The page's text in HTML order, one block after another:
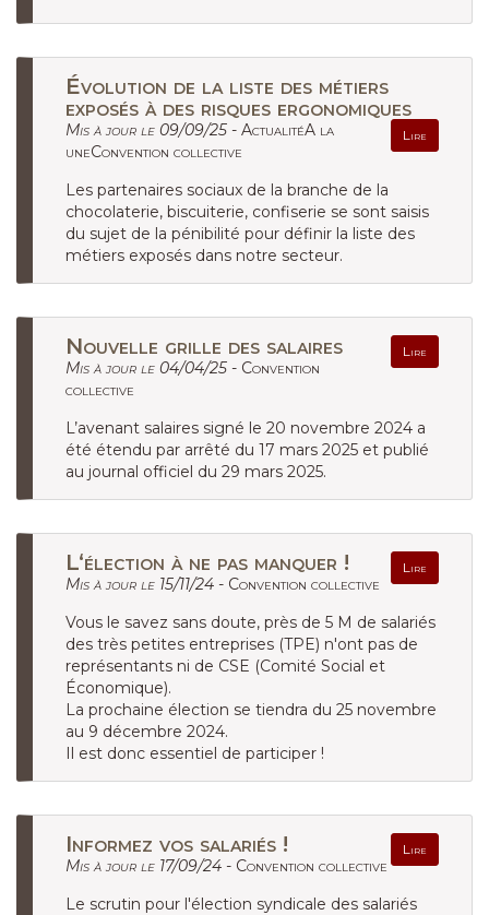
Évolution de la liste des métiers
exposés à des risques ergonomiques
Lire
Mis à jour le 09/09/25 - ActualitéA la
uneConvention collective
Les partenaires sociaux de la branche de la
chocolaterie, biscuiterie, confiserie se sont saisis
du sujet de la pénibilité pour définir la liste des
métiers exposés dans notre secteur.
Nouvelle grille des salaires Lire
Mis à jour le 04/04/25 - Convention
collective
L’avenant salaires signé le 20 novembre 2024 a
été étendu par arrêté du 17 mars 2025 et publié
au journal officiel du 29 mars 2025.
L‘élection à ne pas manquer ! Lire
Mis à jour le 15/11/24 - Convention collective
Vous le savez sans doute, près de 5 M de salariés
des très petites entreprises (TPE) n'ont pas de
représentants ni de CSE (Comité Social et
Économique).
La prochaine élection se tiendra du 25 novembre
au 9 décembre 2024.
Il est donc essentiel de participer !
Informez vos salariés ! Lire
Mis à jour le 17/09/24 - Convention collective
Le scrutin pour l'élection syndicale des salariés